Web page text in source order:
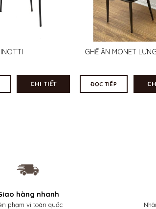
CHI TIẾT
GHẾ ĂN MONET
ĐỌC TIẾP
hàng nhanh
phạm vi toàn quốc